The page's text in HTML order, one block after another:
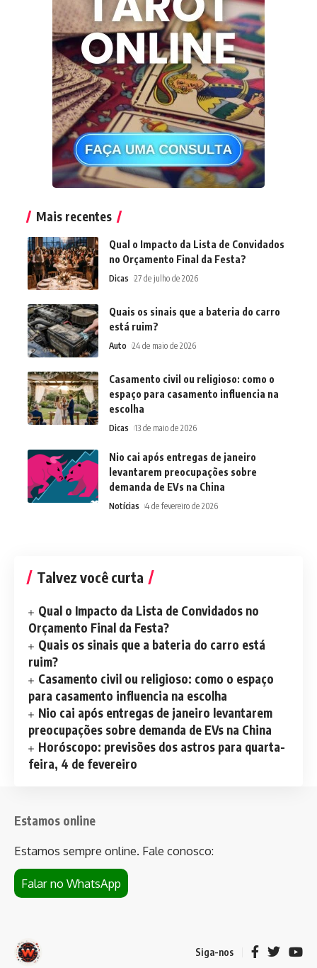
Mais recentes
Qual o Impacto da Lista de Convidados
no Orçamento Final da Festa?
Dicas 27 de julho de 2026
Quais os sinais que a bateria do carro
está ruim?
Auto 24 de maio de 2026
Casamento civil ou religioso: como o
espaço para casamento influencia na
escolha
Dicas 13 de maio de 2026
Nio cai após entregas de janeiro
levantarem preocupações sobre
demanda de EVs na China
Notícias 4 de fevereiro de 2026
Talvez você curta
Qual o Impacto da Lista de Convidados no
Orçamento Final da Festa?
Quais os sinais que a bateria do carro está
ruim?
Casamento civil ou religioso: como o espaço
para casamento influencia na escolha
Nio cai após entregas de janeiro levantarem
preocupações sobre demanda de EVs na China
Horóscopo: previsões dos astros para quarta-
feira, 4 de fevereiro
Estamos online
Estamos sempre online. Fale conosco:
Falar no WhatsApp
Siga-nos